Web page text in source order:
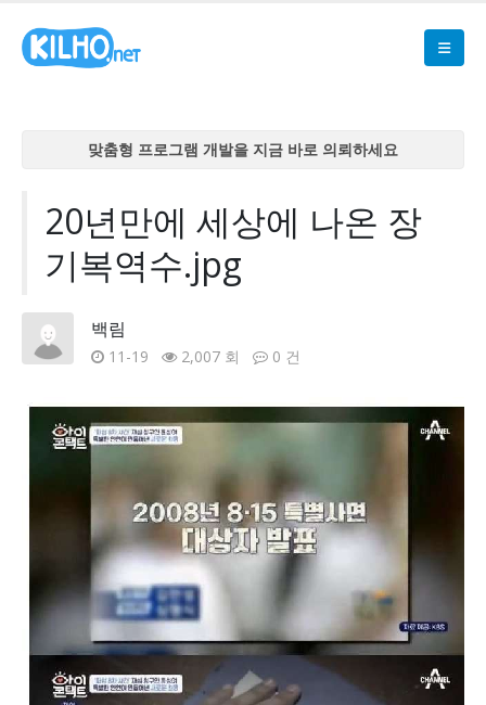
맞춤형 프로그램 개발을 지금 바로 의뢰하세요
맞춤형 프로그램 개발을 지금 바로 의뢰하세요
맞춤형 프로그램 개발을 지금 바로 의뢰하세요
맞춤형 프로그램 개발을 지금 바로 의뢰하세요
20년만에 세상에 나온 장
기복역수.jpg
백림
11-19 2,007 회 0 건